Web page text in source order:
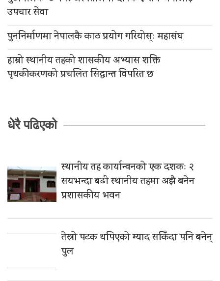
उपचार सेवा
पुननिर्माणमा नेपालकै काठ प्रयोग गरियोस्ः महासंघ
हाम्रो स्थानीय तहको शासकीय अभ्यास शक्ति
पृथकीकरणको प्रचलित सिद्धान्त विपरित छ
धेरै पढिएको
स्थानीय तह कार्यान्वनको एक दशकः २
सयभन्दा बढी स्थानीय तहमा अझै बनेन
प्रशासकीय भवन
तेस्रो पटक थपिएको म्याद सकिँदा पनि बनेन्
पुल